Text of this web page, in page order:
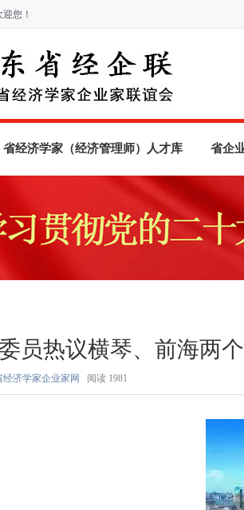
您！
省经济学家（经济管理师）人才库 省企
员热议横琴、前海两
经济学家企业家网 阅读 1981